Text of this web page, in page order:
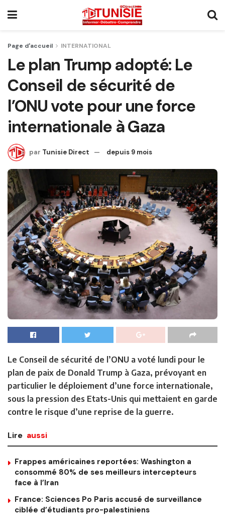
Page d'accueil INTERNATIONAL
Le plan Trump adopté: Le
Conseil de sécurité de
l’ONU vote pour une force
internationale à Gaza
par Tunisie Direct depuis 9 mois
Le Conseil de sécurité de l’ONU a voté lundi pour le
plan de paix de Donald Trump à Gaza, prévoyant en
particulier le déploiement d’une force internationale,
sous la pression des Etats-Unis qui mettaient en garde
contre le risque d’une reprise de la guerre.
Lire aussi
Frappes américaines reportées: Washington a
consommé 80% de ses meilleurs intercepteurs
face à l’Iran
France: Sciences Po Paris accusé de surveillance
ciblée d’étudiants pro-palestiniens